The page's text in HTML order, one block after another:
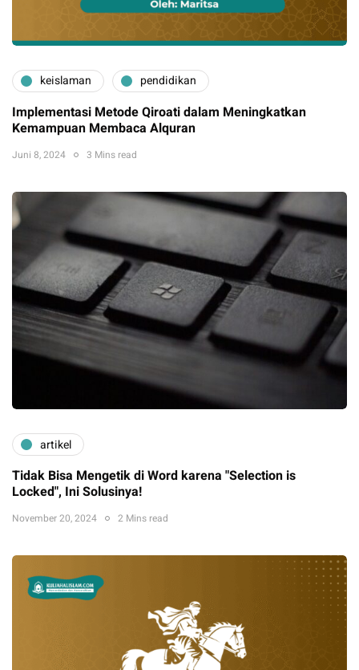
keislaman pendidikan
Implementasi Metode Qiroati dalam Meningkatkan
Kemampuan Membaca Alquran
Juni 8, 2024 3 Mins read
artikel
Tidak Bisa Mengetik di Word karena "Selection is
Locked", Ini Solusinya!
November 20, 2024 2 Mins read